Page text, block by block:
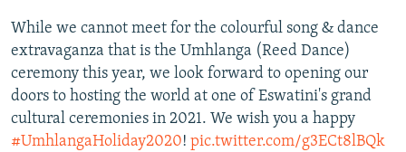
While we cannot meet for the colourful song & dance
extravaganza that is the Umhlanga (Reed Dance)
ceremony this year, we look forward to opening our
doors to hosting the world at one of Eswatini's grand
cultural ceremonies in 2021. We wish you a happy
#UmhlangaHoliday2020! pic.twitter.com/g3ECt8lBQk